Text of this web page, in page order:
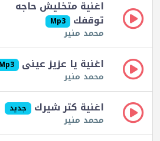
اغنية متخليش حاجه
توقفك Mp3
محمد منير
اغنية يا عزيز عينى Mp3
محمد منير
اغنية كتر شيرك جديد
محمد منير